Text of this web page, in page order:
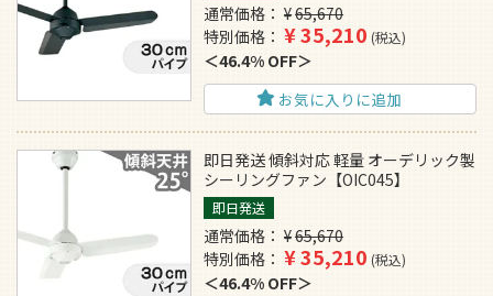
通常価格 ¥65,670
特別価格
¥35,210 税込
46.4% OFF
お気に入りに追加
即日発送 傾斜対応 軽量 オーデリック製
シーリングファン【OIC045】
即日発送
通常価格 ¥65,670
特別価格
¥35,210 税込
46.4% OFF